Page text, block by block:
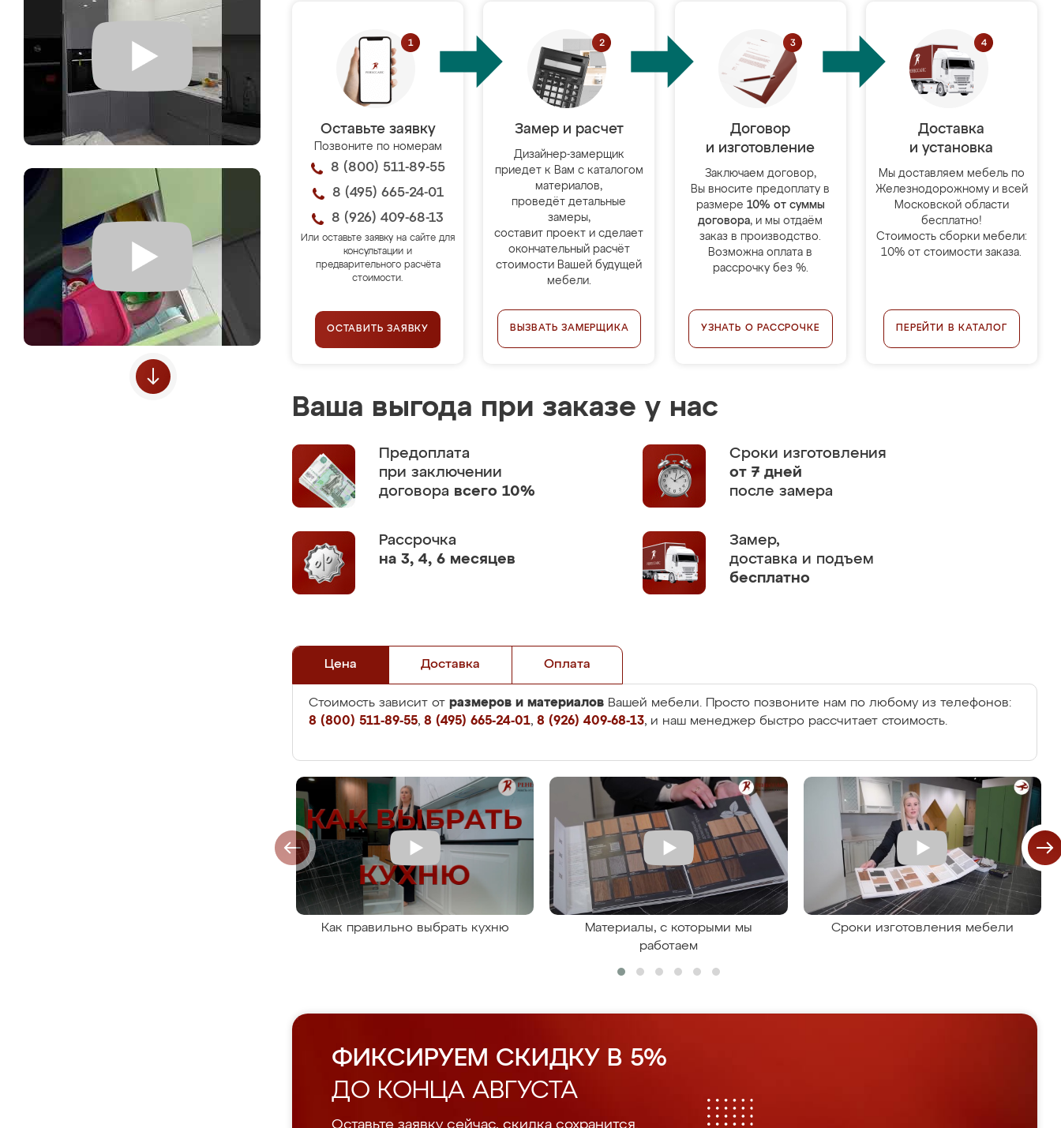
Оставьте заявку
Позвоните по номерам
8 (800) 511-89-55
8 (495) 665-24-01
8 (926) 409-68-13
Или оставьте заявку на сайте для
консультации и
предварительного расчёта
стоимости.
ОСТАВИТЬ ЗАЯВКУ
Замер и расчет
Дизайнер-замерщик
приедет к Вам с каталогом
материалов,
проведёт детальные
замеры,
составит проект и сделает
окончательный расчёт
стоимости Вашей будущей
мебели.
ВЫЗВАТЬ ЗАМЕРЩИКА
Договор
и изготовление
Заключаем договор,
Вы вносите предоплату в
размере 10% от суммы
договора, и мы отдаём
заказ в производство.
Возможна оплата в
рассрочку без %.
УЗНАТЬ О РАССРОЧКЕ
Доставка
и установка
Мы доставляем мебель по
Железнодорожному и всей
Московской области
бесплатно!
Стоимость сборки мебели:
10% от стоимости заказа.
ПЕРЕЙТИ В КАТАЛОГ
Ваша выгода при заказе у нас
Предоплата
при заключении
договора всего 10%
Сроки изготовления
от 7 дней
после замера
Рассрочка
на 3, 4, 6 месяцев
Замер,
доставка и подъем
бесплатно
Цена Доставка Оплата
Стоимость зависит от размеров и материалов Вашей мебели. Просто позвоните нам по любому из телефонов:
8 (800) 511-89-55, 8 (495) 665-24-01, 8 (926) 409-68-13, и наш менеджер быстро рассчитает стоимость.
Как правильно выбрать кухню
Материалы, с которыми мы
работаем
Сроки изготовления мебели
ФИКСИРУЕМ СКИДКУ В 5%
ДО КОНЦА АВГУСТА
Оставьте заявку сейчас, скидка сохранится.